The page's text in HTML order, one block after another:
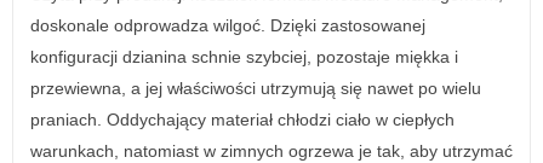
doskonale odprowadza wilgoć. Dzięki zastosowanej
konfiguracji dzianina schnie szybciej, pozostaje miękka i
przewiewna, a jej właściwości utrzymują się nawet po wielu
praniach. Oddychający materiał chłodzi ciało w ciepłych
warunkach, natomiast w zimnych ogrzewa je tak, aby utrzymać